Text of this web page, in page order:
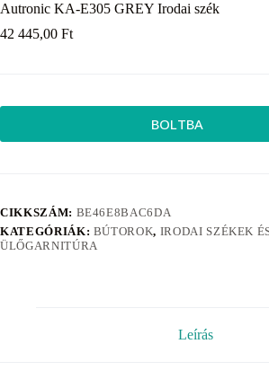
Autronic KA-E305 GREY Irodai szék
42 445,00 Ft
BOLTBA
CIKKSZÁM: BE46E8BAC6DA
KATEGÓRIÁK: BÚTOROK, IRODAI SZÉKEK
ÜLŐGARNITÚRA
Leírás